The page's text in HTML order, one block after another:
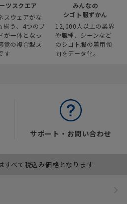
ツスクエア
スウェアがな
揃う、4つのブ
が一体となっ
覚の複合型ス
す
みんなの
シゴト服ずかん
12,000人以上の業界
や職種、シーンなど
のシゴト服の着用傾
向をデータ化。
サポート・お問い合わせ
べて税込み価格となります